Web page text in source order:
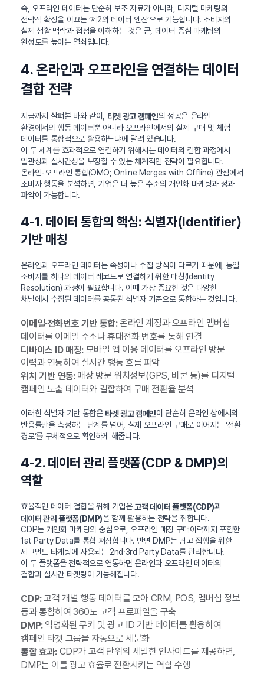
즉, 오프라인 데이터는 단순히 보조 자료가 아니라, 디지털 마케팅의
전략적 확장을 이끄는 ‘제2의 데이터 엔진’으로 기능합니다. 소비자의
실제 생활 맥락과 접점을 이해하는 것은 곧, 데이터 중심 마케팅의
완성도를 높이는 열쇠입니다.
4. 온라인과 오프라인을 연결하는 데이터
결합 전략
지금까지 살펴본 바와 같이, 타겟 광고 캠페인의 성공은 온라인
환경에서의 행동 데이터뿐 아니라 오프라인에서의 실제 구매 및 체험
데이터를 통합적으로 활용하느냐에 달려 있습니다.
이 두 세계를 효과적으로 연결하기 위해서는 데이터의 결합 과정에서
일관성과 실시간성을 보장할 수 있는 체계적인 전략이 필요합니다.
온라인-오프라인 통합(OMO; Online Merges with Offline) 관점에서
소비자 행동을 분석하면, 기업은 더 높은 수준의 개인화 마케팅과 성과
파악이 가능합니다.
4-1. 데이터 통합의 핵심: 식별자(Identifier)
기반 매칭
온라인과 오프라인 데이터는 속성이나 수집 방식이 다르기 때문에, 동일
소비자를 하나의 데이터 레코드로 연결하기 위한 매칭(Identity
Resolution) 과정이 필요합니다. 이때 가장 중요한 것은 다양한
채널에서 수집된 데이터를 공통된 식별자 기준으로 통합하는 것입니다.
이메일·전화번호 기반 통합:온라인 계정과 오프라인 멤버십
데이터를 이메일 주소나 휴대전화 번호를 통해 연결
디바이스 ID 매칭:모바일 앱 이용 데이터를 오프라인 방문
이력과 연동하여 실시간 행동 흐름 파악
위치 기반 연동:매장 방문 위치정보(GPS, 비콘 등)를 디지털
캠페인 노출 데이터와 결합하여 구매 전환율 분석
이러한 식별자 기반 통합은 타겟 광고 캠페인이 단순히 온라인 상에서의
반응률만을 측정하는 단계를 넘어, 실제 오프라인 구매로 이어지는 ‘전환
경로’를 구체적으로 확인하게 해줍니다.
4-2. 데이터 관리 플랫폼(CDP & DMP)의
역할
효율적인 데이터 결합을 위해 기업은 고객 데이터 플랫폼(CDP)과
데이터 관리 플랫폼(DMP)을 함께 활용하는 전략을 취합니다.
CDP는 개인화 마케팅의 중심으로, 오프라인 매장 구매이력까지 포함한
1st Party Data를 통합 저장합니다. 반면 DMP는 광고 집행을 위한
세그먼트 타게팅에 사용되는 2nd·3rd Party Data를 관리합니다.
이 두 플랫폼을 전략적으로 연동하면 온라인과 오프라인 데이터의
결합과 실시간 타겟팅이 가능해집니다.
CDP:고객 개별 행동 데이터를 모아 CRM, POS, 멤버십 정보
등과 통합하여 360도 고객 프로파일을 구축
DMP:익명화된 쿠키 및 광고 ID 기반 데이터를 활용하여
캠페인 타겟 그룹을 자동으로 세분화
통합 효과:CDP가 고객 단위의 세밀한 인사이트를 제공하면,
DMP는 이를 광고 효율로 전환시키는 역할 수행